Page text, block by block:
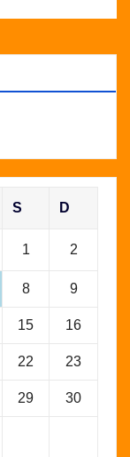
S D
1 2
8 9
15 16
22 23
29 30